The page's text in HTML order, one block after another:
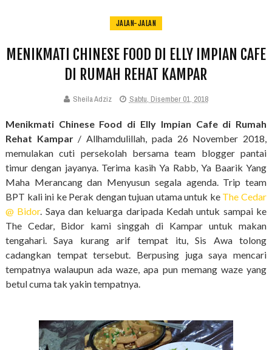
JALAN-JALAN
MENIKMATI CHINESE FOOD DI ELLY IMPIAN CAFE
DI RUMAH REHAT KAMPAR
Sheila Adziz Sabtu, Disember 01, 2018
Menikmati Chinese Food di Elly Impian Cafe di Rumah
Rehat Kampar/ Allhamdulillah, pada 26 November 2018,
memulakan cuti persekolah bersama team blogger pantai
timur dengan jayanya. Terima kasih Ya Rabb, Ya Baarik Yang
Maha Merancang dan Menyusun segala agenda. Trip team
BPT kali ini ke Perak dengan tujuan utama untuk ke The Cedar
@ Bidor. Saya dan keluarga daripada Kedah untuk sampai ke
The Cedar, Bidor kami singgah di Kampar untuk makan
tengahari. Saya kurang arif tempat itu, Sis Awa tolong
cadangkan tempat tersebut. Berpusing juga saya mencari
tempatnya walaupun ada waze, apa pun memang waze yang
betul cuma tak yakin tempatnya.